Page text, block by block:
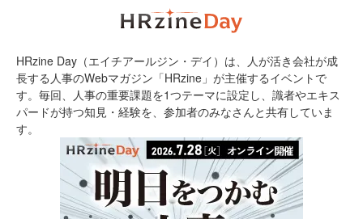
HRzine Day（エイチアールジン・デイ）は、人が活き会社が成
長する人事のWebマガジン「HRzine」が主催するイベントで
す。毎回、人事の重要課題を1つテーマに設定し、識者やエキス
パードが持つ知見・経験を、参加者のみなさんと共有していま
す。